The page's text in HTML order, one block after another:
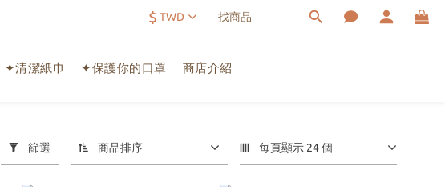
$ TWD
✦清潔紙巾 ✦保護你的口罩 商店介紹
篩選 商品排序 每頁顯示 24 個